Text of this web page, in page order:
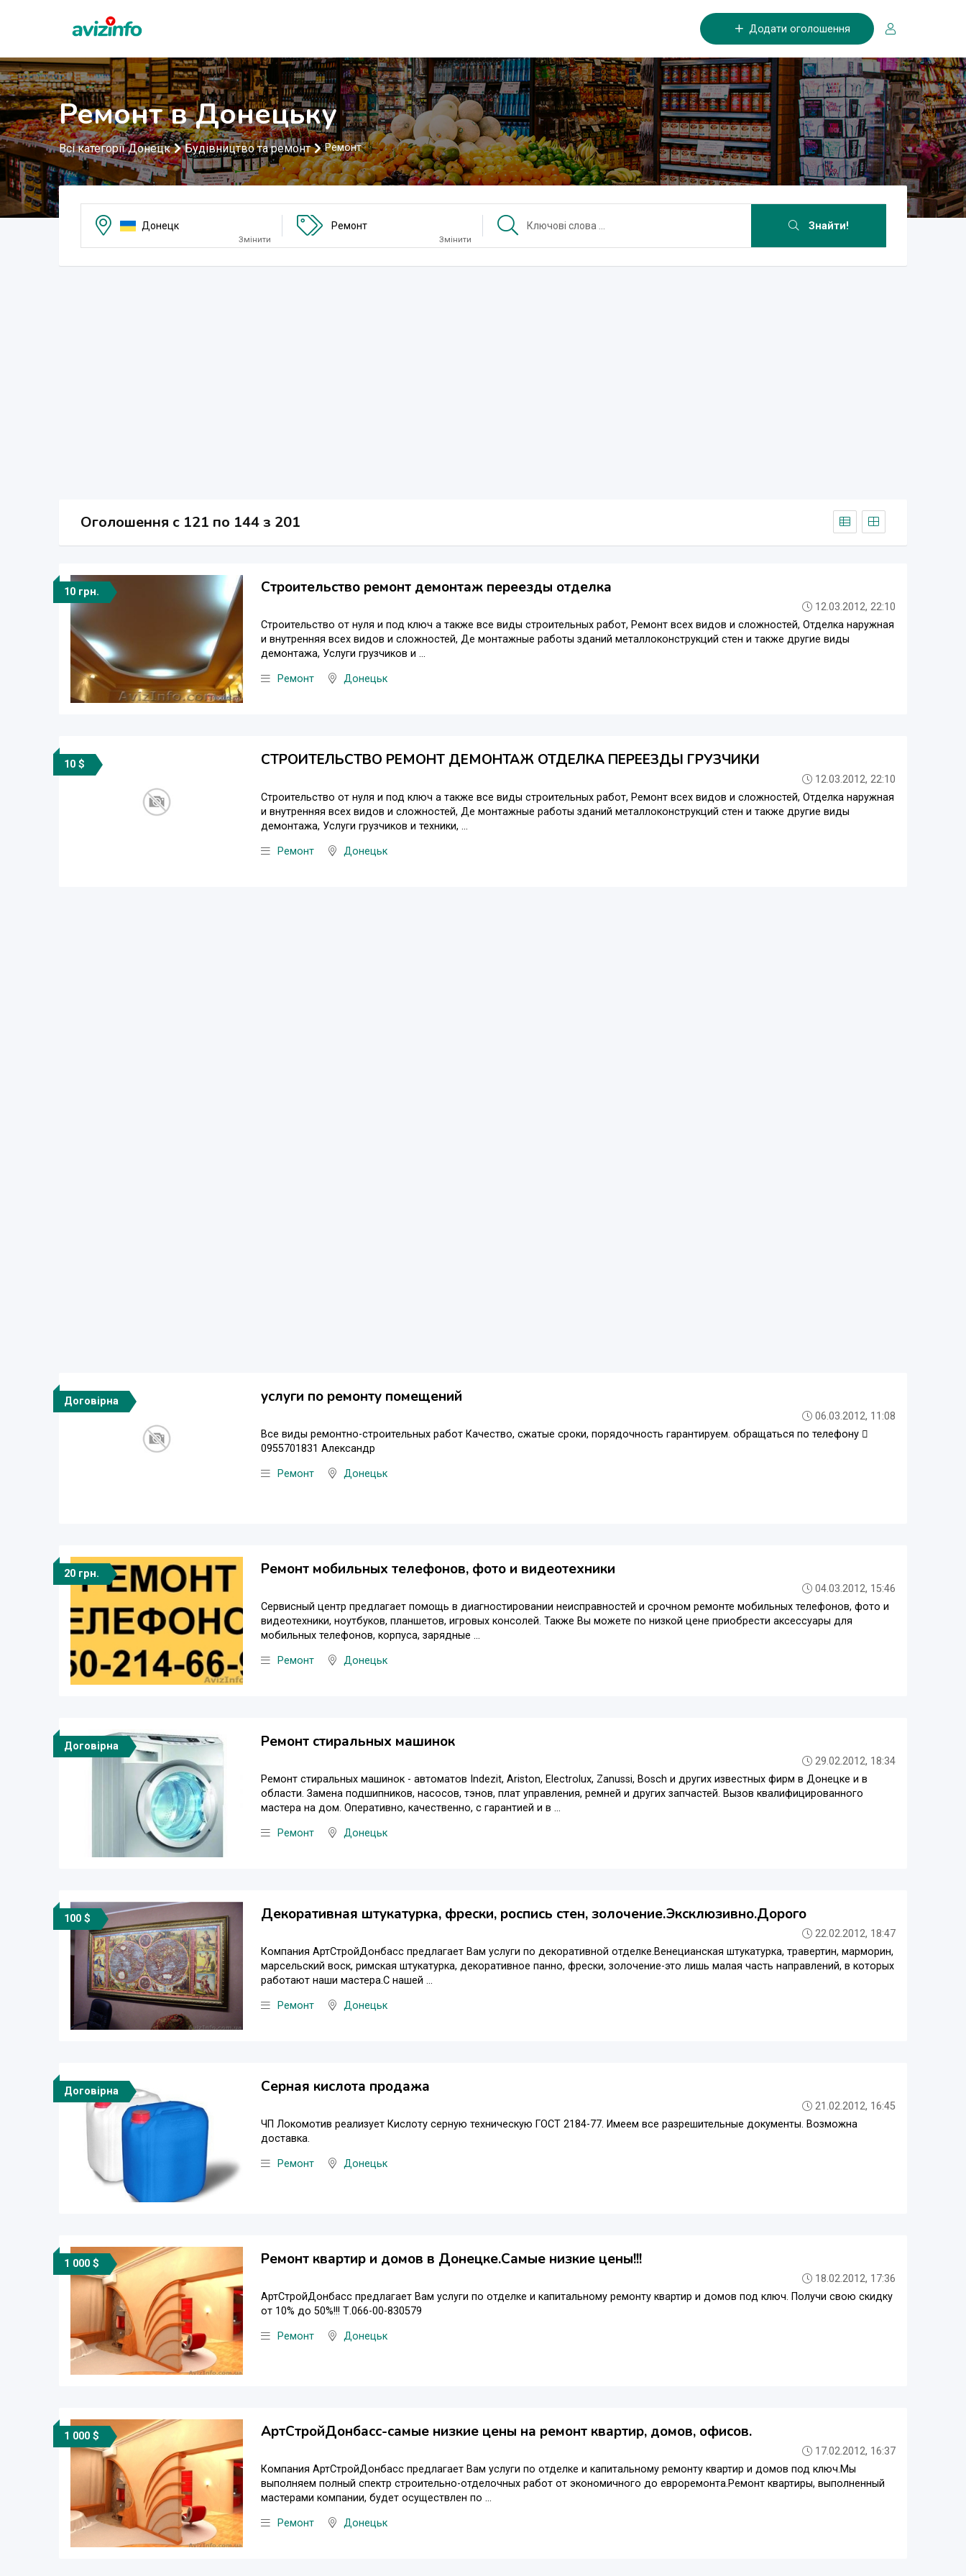
Додати оголошення
Ремонт в Донецьку
Всі категорії Донецк Будівництво та ремонт Ремонт
Донецк
Змінити
Ремонт
Змінити
Знайти!
Оголошення c 121 по 144 з 201
10 грн. Строительство ремонт демонтаж переезды отделка
12.03.2012, 22:10
Строительство от нуля и под ключ а также все виды строительных работ, Ремонт всех видов и сложностей, Отделка наружная
и внутренняя всех видов и сложностей, Де монтажные работы зданий металлоконструкций стен и также другие виды
демонтажа, Услуги грузчиков и ...
Ремонт Донецьк
10 $ СТРОИТЕЛЬСТВО РЕМОНТ ДЕМОНТАЖ ОТДЕЛКА ПЕРЕЕЗДЫ ГРУЗЧИКИ
12.03.2012, 22:10
Строительство от нуля и под ключ а также все виды строительных работ, Ремонт всех видов и сложностей, Отделка наружная
и внутренняя всех видов и сложностей, Де монтажные работы зданий металлоконструкций стен и также другие виды
демонтажа, Услуги грузчиков и техники, ...
Ремонт Донецьк
Договірна услуги по ремонту помещений
06.03.2012, 11:08
Все виды ремонтно-строительных работ Качество, сжатые сроки, порядочность гарантируем. обращаться по телефону 
0955701831 Александр
Ремонт Донецьк
20 грн. Ремонт мобильных телефонов, фото и видеотехники
04.03.2012, 15:46
Сервисный центр предлагает помощь в диагностировании неисправностей и срочном ремонте мобильных телефонов, фото и
видеотехники, ноутбуков, планшетов, игровых консолей. Также Вы можете по низкой цене приобрести аксессуары для
мобильных телефонов, корпуса, зарядные ...
Ремонт Донецьк
Договірна Ремонт стиральных машинок
29.02.2012, 18:34
Ремонт стиральных машинок - автоматов Indezit, Ariston, Electrolux, Zanussi, Bosch и других известных фирм в Донецке и в
области. Замена подшипников, насосов, тэнов, плат управления, ремней и других запчастей. Вызов квалифицированного
мастера на дом. Оперативно, качественно, с гарантией и в ...
Ремонт Донецьк
100 $ Декоративная штукатурка, фрески, роспись стен, золочение.Эксклюзивно.Дорого
22.02.2012, 18:47
Компания АртСтройДонбасс предлагает Вам услуги по декоративной отделке.Венецианская штукатурка, травертин, марморин,
марсельский воск, римская штукатурка, декоративное панно, фрески, золочение-это лишь малая часть направлений, в которых
работают наши мастера.С нашей ...
Ремонт Донецьк
Договірна Серная кислота продажа
21.02.2012, 16:45
ЧП Локомотив реализует Кислоту серную техническую ГОСТ 2184-77. Имеем все разрешительные документы. Возможна
доставка.
Ремонт Донецьк
1 000 $ Ремонт квартир и домов в Донецке.Самые низкие цены!!!
18.02.2012, 17:36
АртСтройДонбасс предлагает Вам услуги по отделке и капитальному ремонту квартир и домов под ключ. Получи свою скидку
от 10% до 50%!!! Т.066-00-830579
Ремонт Донецьк
1 000 $ АртСтройДонбасс-самые низкие цены на ремонт квартир, домов, офисов.
17.02.2012, 16:37
Компания АртСтройДонбасс предлагает Вам услуги по отделке и капитальному ремонту квартир и домов под ключ.Мы
выполняем полный спектр строительно-отделочных работ от экономичного до евроремонта.Ремонт квартиры, выполненный
мастерами компании, будет осуществлен по ...
Ремонт Донецьк